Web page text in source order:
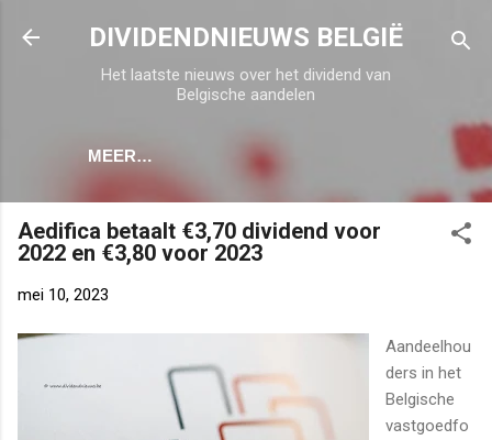
Doorgaan naar hoofdcontent
DIVIDENDNIEUWS BELGIË
Het laatste nieuws over het dividend van
Belgische aandelen
MEER…
Aedifica betaalt €3,70 dividend voor
2022 en €3,80 voor 2023
mei 10, 2023
Aandeelhou
ders in het
Belgische
vastgoedfo